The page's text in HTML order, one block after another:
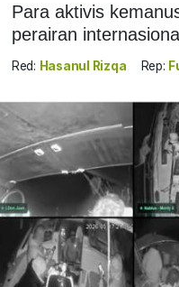
Para aktivis
perairan
Red: Hasanul Rizqa Rep: